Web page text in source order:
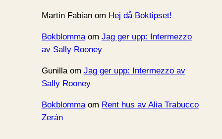
Martin Fabianom Hej då Boktipset!
Bokblommaom Jag ger upp: Intermezzo
av Sally Rooney
Gunillaom Jag ger upp: Intermezzo av
Sally Rooney
Bokblommaom Rent hus av Alia Trabucco
Zerán